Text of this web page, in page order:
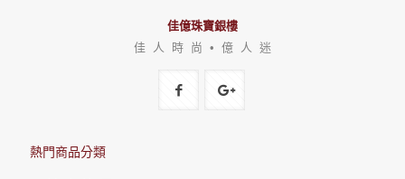
佳億珠寶銀樓
佳 人 時 尚 • 億 人 迷
熱門商品分類